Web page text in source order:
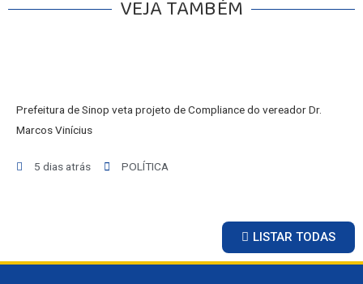
VEJA TAMBÉM
Prefeitura de Sinop veta projeto de Compliance do vereador Dr.
Marcos Vinícius
5 dias atrás POLÍTICA
LISTAR TODAS